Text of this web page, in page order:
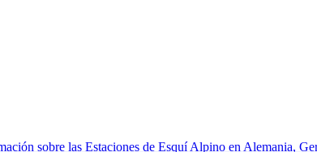
sobre las Estaciones de Esquí Alpino en Alemania,